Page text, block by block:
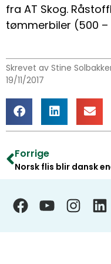
fra AT Skog.
tømmerbiler (500 –
Skrevet av Stine
19/11/2017
Forrige
Norsk flis blir dansk